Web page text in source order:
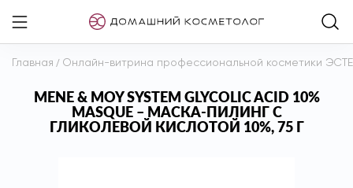
Главная / Онлайн-витрина профессиональной косметики
MENE & MOY SYSTEM GLYCOLIC ACID 10%
MASQUE – МАСКА-ПИЛИНГ С
ГЛИКОЛЕВОЙ КИСЛОТОЙ 10%, 75 Г